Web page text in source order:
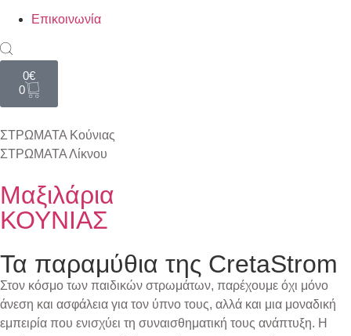
Επικοινωνία
0€
0
ΣΤΡΩΜΑΤΑ Κούνιας
ΣΤΡΩΜΑΤΑΛίκνου
Μαξιλάρια
ΚΟΥΝΙΑΣ
Τα παραμύθια της CretaStrom
Στον κόσμο των παιδικών στρωμάτων, παρέχουμε όχι μόνο
άνεση και ασφάλεια για τον ύπνο τους, αλλά και μια μοναδική
εμπειρία που ενισχύει τη συναισθηματική τους ανάπτυξη. Η